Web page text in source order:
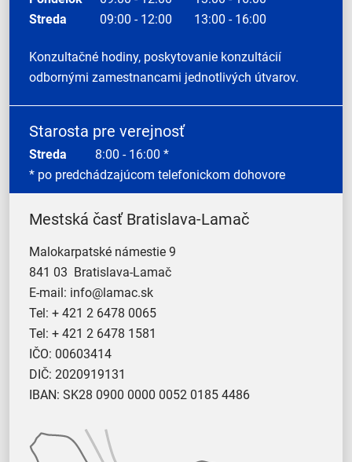
Streda
09:00 - 12:00 13:00 - 16:00
Konzultačné hodiny, poskytovanie konzultácií
odbornými zamestnancami jednotlivých útvarov.
Starosta pre verejnosť
Streda 8:00 - 16:00 *
* po predchádzajúcom telefonickom dohovore
Mestská časť Bratislava-Lamač
Malokarpatské námestie 9
841 03 Bratislava-Lamač
E-mail: info@lamac.sk
Tel: + 421 2 6478 0065
Tel: + 421 2 6478 1581
IČO: 00603414
DIČ: 2020919131
IBAN: SK28 0900 0000 0052 0185 4486